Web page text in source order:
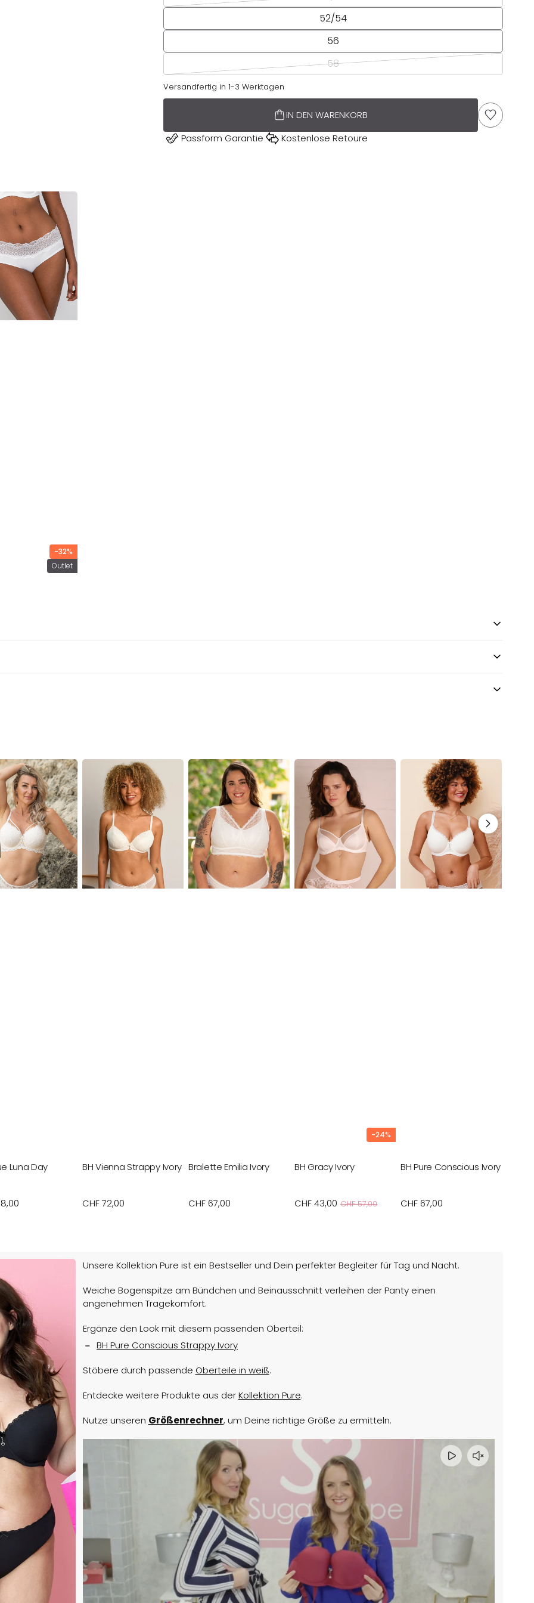
52/54
56
58
Versandfertig in 1-3 Werktagen
IN DEN WARENKORB AUF DIE
Passform Garantie Kostenlose Retoure
-32%
Outlet
Luna Day
BH
Vienna
Strappy
BH Vienna Strappy Ivory
Normaler
CHF 72,00
Bralette
Emilia
Ivory
Bralette Emilia Ivory
Normaler
CHF 67,00
BH
Gracy
Ivory
-24%
BH Gracy Ivory
Normaler
CHF 57,00Verkaufspreis
CHF 43,00
BH
Conscious
BH Pure Conscious Ivory
Normaler
CHF 67,00
Unsere Kollektion Pure ist ein Bestseller und Dein perfekter Begleiter für Tag und Nacht.
Weiche Bogenspitze am Bündchen und Beinausschnitt verleihen der Panty einen
angenehmen Tragekomfort.
Ergänze den Look mit diesem passenden Oberteil:
BH Pure Conscious Strappy Ivory
Stöbere durch passende Oberteile in weiß.
Entdecke weitere Produkte aus derKollektion Pure.
Nutze unseren Größenrechner, um Deine richtige Größe zu ermitteln.